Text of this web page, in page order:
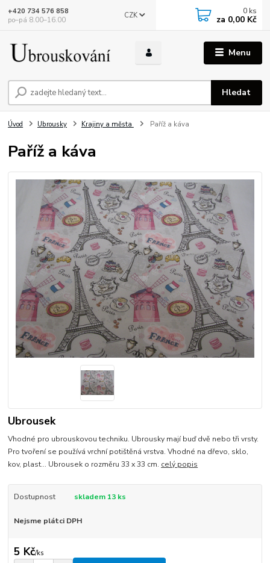
Menu
CZK
Hledat
+420 734 576 858
po–pá 8.00–16.00
0 ks
za 0,00 Kč
Úvod Ubrousky Krajiny a města Paříž a káva
Paříž a káva
Ubrousek
Vhodné pro ubrouskovou techniku. Ubrousky mají buď dvě nebo tři vrsty.
Pro tvoření se používá vrchní potištěná vrstva. Vhodné na dřevo, sklo,
kov, plast... Ubrousek o rozměru 33 x 33 cm. celý popis
Dostupnost skladem 13 ks
Nejsme plátci DPH
5 Kč/ks